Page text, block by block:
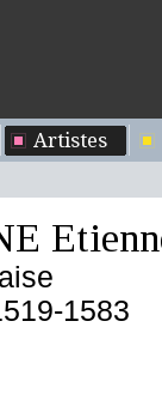
Artistes
1583